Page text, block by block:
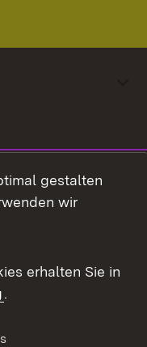
gestalten
wir
erhalten Sie in
.